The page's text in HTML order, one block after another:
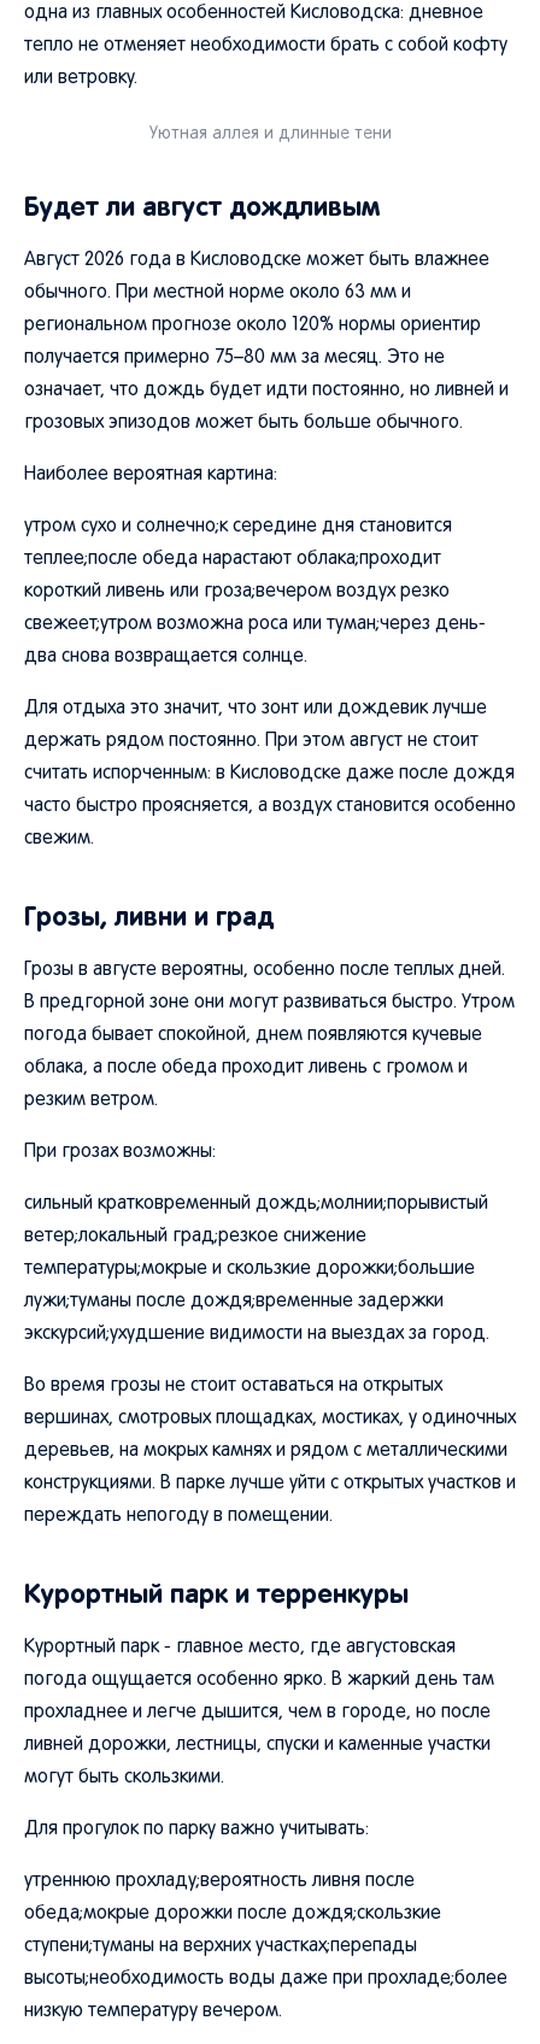
одна из главных особенностей Кисловодска: дневное
тепло не отменяет необходимости брать с собой кофту
или ветровку.
Уютная аллея и длинные тени
Будет ли август дождливым
Август 2026 года в Кисловодске может быть влажнее
обычного. При местной норме около 63 мм и
региональном прогнозе около 120% нормы ориентир
получается примерно 75–80 мм за месяц. Это не
означает, что дождь будет идти постоянно, но ливней и
грозовых эпизодов может быть больше обычного.
Наиболее вероятная картина:
утром сухо и солнечно;к середине дня становится
теплее;после обеда нарастают облака;проходит
короткий ливень или гроза;вечером воздух резко
свежеет;утром возможна роса или туман;через день-
два снова возвращается солнце.
Для отдыха это значит, что зонт или дождевик лучше
держать рядом постоянно. При этом август не стоит
считать испорченным: в Кисловодске даже после дождя
часто быстро проясняется, а воздух становится особенно
свежим.
Грозы, ливни и град
Грозы в августе вероятны, особенно после теплых дней.
В предгорной зоне они могут развиваться быстро. Утром
погода бывает спокойной, днем появляются кучевые
облака, а после обеда проходит ливень с громом и
резким ветром.
При грозах возможны:
сильный кратковременный дождь;молнии;порывистый
ветер;локальный град;резкое снижение
температуры;мокрые и скользкие дорожки;большие
лужи;туманы после дождя;временные задержки
экскурсий;ухудшение видимости на выездах за город.
Во время грозы не стоит оставаться на открытых
вершинах, смотровых площадках, мостиках, у одиночных
деревьев, на мокрых камнях и рядом с металлическими
конструкциями. В парке лучше уйти с открытых участков и
переждать непогоду в помещении.
Курортный парк и терренкуры
Курортный парк - главное место, где августовская
погода ощущается особенно ярко. В жаркий день там
прохладнее и легче дышится, чем в городе, но после
ливней дорожки, лестницы, спуски и каменные участки
могут быть скользкими.
Для прогулок по парку важно учитывать:
утреннюю прохладу;вероятность ливня после
обеда;мокрые дорожки после дождя;скользкие
ступени;туманы на верхних участках;перепады
высоты;необходимость воды даже при прохладе;более
низкую температуру вечером.